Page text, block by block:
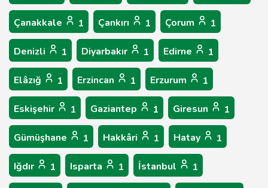
Çanakkale 1 Çankırı 1 Çorum 1
Denizli 1 Diyarbakır 1 Edirne 1
Elâzığ 1 Erzincan 1 Erzurum 1
Eskişehir 1 Gaziantep 1 Giresun 1
Gümüşhane 1 Hakkâri 1 Hatay 1
Iğdır 1 Isparta 1 İstanbul 1